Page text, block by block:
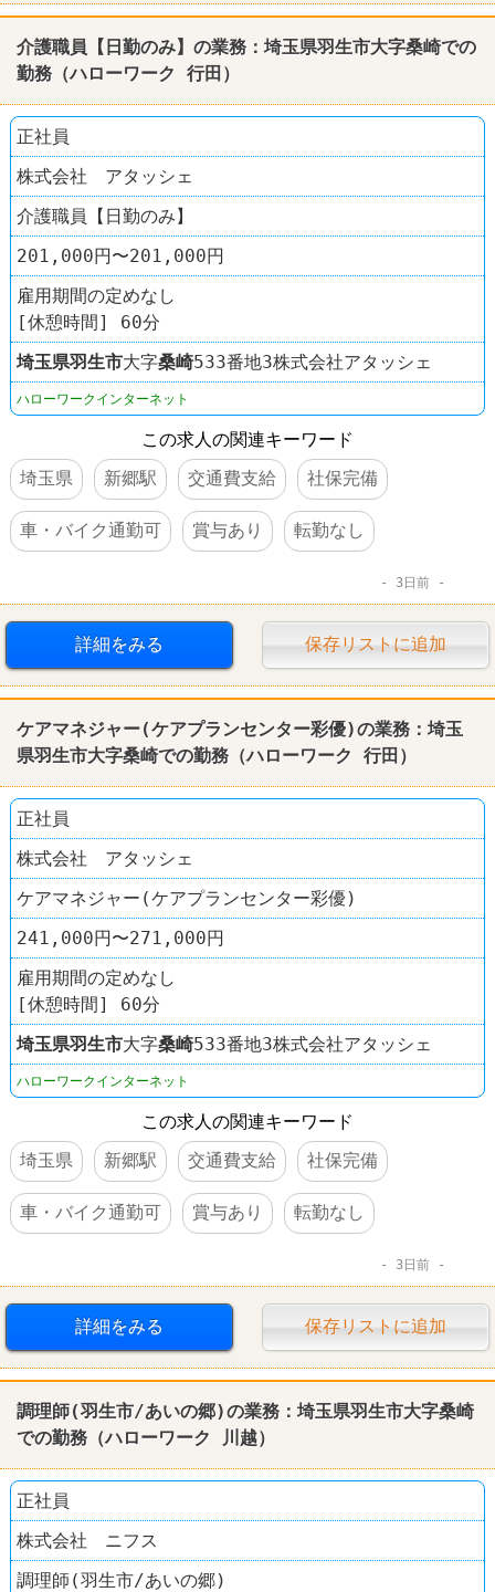
介護職員【日勤のみ】の業務：埼玉県羽生市大字桑崎での
勤務（ハローワーク 行田）
正社員
株式会社 アタッシェ
介護職員【日勤のみ】
201,000円〜201,000円
雇用期間の定めなし
[休憩時間] 60分
埼玉県羽生市大字桑崎533番地3株式会社アタッシェ
ハローワークインターネット
この求人の関連キーワード
埼玉県
新郷駅 交通費支給 社保完備
車・バイク通勤可 賞与あり 転勤なし
3日前
詳細をみる 保存リストに追加
ケアマネジャー(ケアプランセンター彩優)の業務：埼玉
県羽生市大字桑崎での勤務（ハローワーク 行田）
正社員
株式会社 アタッシェ
ケアマネジャー(ケアプランセンター彩優)
241,000円〜271,000円
雇用期間の定めなし
[休憩時間] 60分
埼玉県羽生市大字桑崎533番地3株式会社アタッシェ
ハローワークインターネット
この求人の関連キーワード
埼玉県
新郷駅 交通費支給 社保完備
車・バイク通勤可 賞与あり 転勤なし
3日前
詳細をみる 保存リストに追加
調理師(羽生市/あいの郷)の業務：埼玉県羽生市大字桑崎
での勤務（ハローワーク 川越）
正社員
株式会社 ニフス
調理師(羽生市/あいの郷)